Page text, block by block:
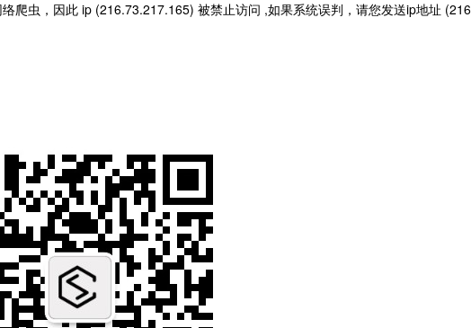
爬虫，因此 ip (216.73.217.165) 被禁止访问 ,如果系统误判，请您发送ip地址